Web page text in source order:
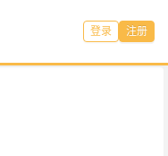
登录 注册